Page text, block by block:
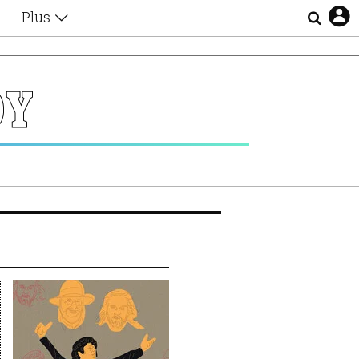
Plus
Αφιερώματα
Ζώδια
Lgbtqi+